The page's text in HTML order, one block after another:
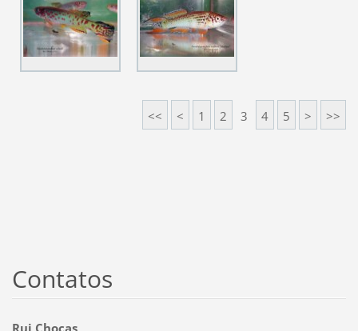
<< < 1 2 3 4 5 > >>
Contatos
Rui Choças